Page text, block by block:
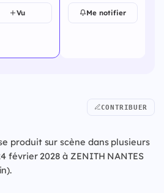
Vu Me notifier
CONTRIBUER
produit sur scène dans plusieurs
février 2028 à ZENITH NANTES